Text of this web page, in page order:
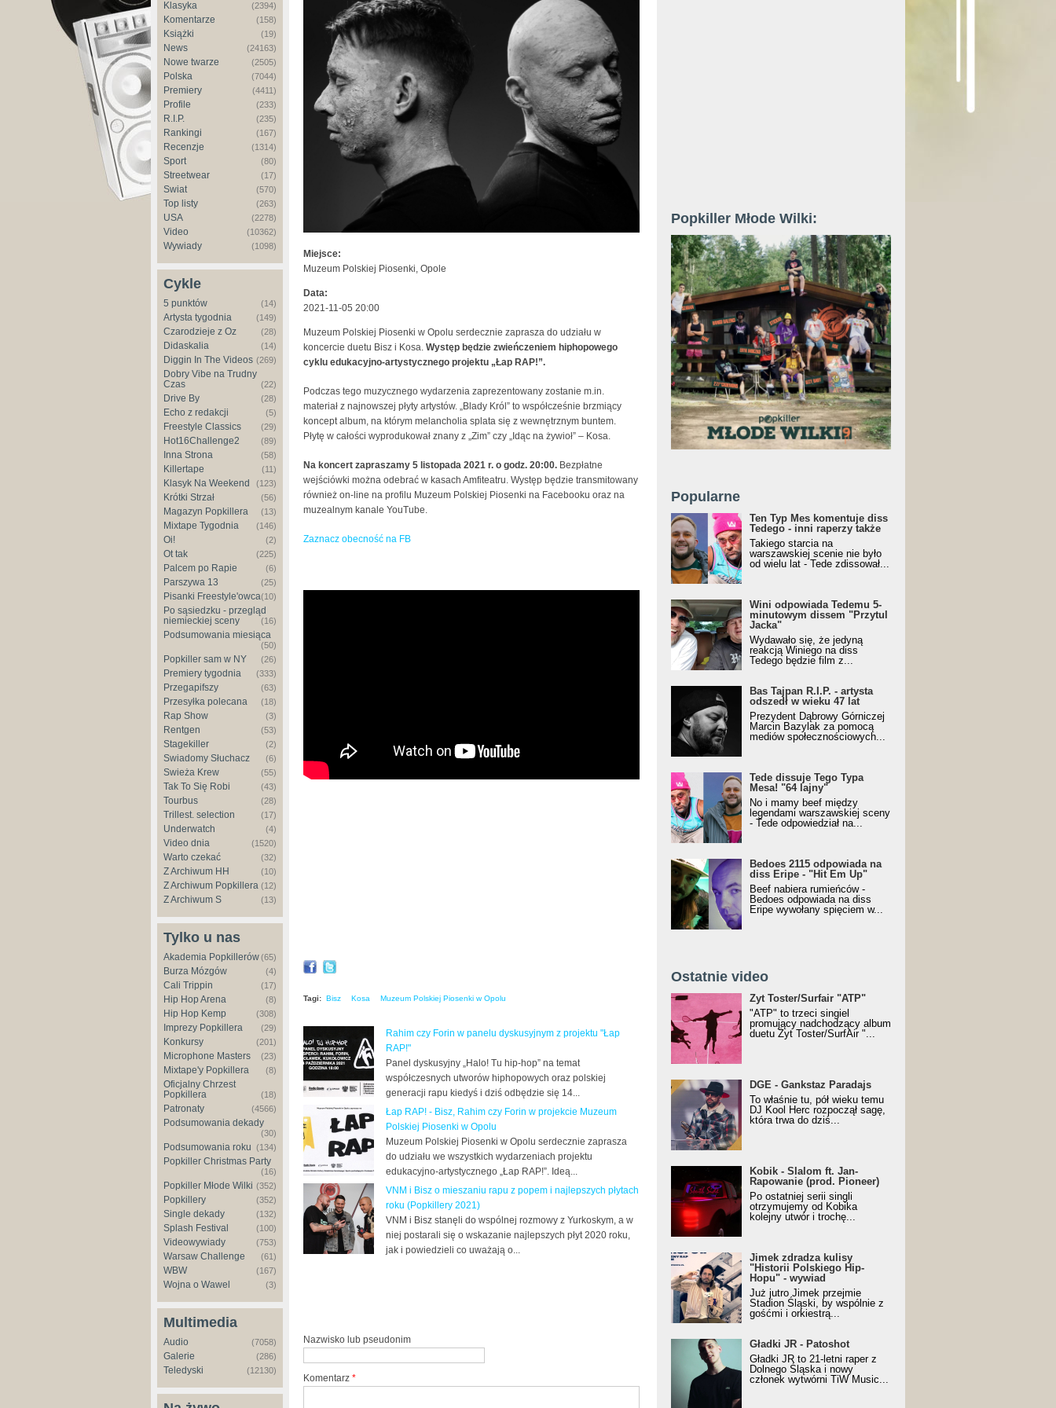
Klasyka (2394)
Komentarze (158)
Książki (19)
News (24163)
Nowe twarze (2505)
Polska (7044)
Premiery (4411)
Profile (233)
R.I.P. (235)
Rankingi (167)
Recenzje (1314)
Sport (80)
Streetwear (17)
Świat (570)
Top listy (263)
USA (2278)
Video (10362)
Wywiady (1098)
Cykle
5 punktów (14)
Artysta tygodnia (149)
Czarodzieje z Oz (28)
Didaskalia (14)
Diggin In The Videos (269)
Dobry Vibe na Trudny
Czas
(22)
Drive By (28)
Echo z redakcji (5)
Freestyle Classics (29)
Hot16Challenge2 (89)
Inna Strona (58)
Killertape (11)
Klasyk Na Weekend (123)
Krótki Strzał (56)
Magazyn Popkillera (13)
Mixtape Tygodnia (146)
Oi! (2)
Ot tak (225)
Palcem po Rapie (6)
Parszywa 13 (25)
Pisanki Freestyle'owca(10)
Po sąsiedzku - przegląd
niemieckiej sceny
(16)
Podsumowania miesiąca
(50)
Popkiller sam w NY (26)
Premiery tygodnia (333)
Przegapifszy (63)
Przesyłka polecana (18)
Rap Show (3)
Rentgen (53)
Stagekiller (2)
Świadomy Słuchacz (6)
Świeża Krew (55)
Tak To Się Robi (43)
Tourbus (28)
Trillest. selection (17)
Underwatch (4)
Video dnia (1520)
Warto czekać (32)
Z Archiwum HH (10)
Z Archiwum Popkillera (12)
Z Archiwum S (13)
Tylko u nas
Akademia Popkillerów(65)
Burza Mózgów (4)
Cali Trippin (17)
Hip Hop Arena (8)
Hip Hop Kemp (308)
Imprezy Popkillera (29)
Konkursy (201)
Microphone Masters (23)
Mixtape'y Popkillera (8)
Oficjalny Chrzest
Popkillera
(18)
Patronaty (4566)
Podsumowania dekady
(30)
Podsumowania roku (134)
Popkiller Christmas Party
(16)
Popkiller Młode Wilki (352)
Popkillery (352)
Single dekady (132)
Splash Festival (100)
Videowywiady (753)
Warsaw Challenge (61)
WBW (167)
Wojna o Wawel (3)
Multimedia
Audio (7058)
Galerie (286)
Teledyski (12130)
Miejsce:
Muzeum Polskiej Piosenki, Opole
Data:
2021-11-05 20:00
Muzeum Polskiej Piosenki w Opolu serdecznie zaprasza do udziału w
koncercie duetu Bisz i Kosa. Występ będzie zwieńczeniem hiphopowego
cyklu edukacyjno-artystycznego projektu „Łap RAP!”.
Podczas tego muzycznego wydarzenia zaprezentowany zostanie m.in.
materiał z najnowszej płyty artystów. „Blady Król” to współcześnie brzmiący
koncept album, na którym melancholia splata się z wewnętrznym buntem.
Płytę w całości wyprodukował znany z „Zim” czy „Idąc na żywioł” – Kosa.
Na koncert zapraszamy 5 listopada 2021 r. o godz. 20:00. Bezpłatne
wejściówki można odebrać w kasach Amfiteatru. Występ będzie transmitowany
również on-line na profilu Muzeum Polskiej Piosenki na Facebooku oraz na
muzealnym kanale YouTube.
Zaznacz obecność na FB
Tagi: Bisz Kosa Muzeum Polskiej Piosenki w Opolu
Rahim czy Forin w panelu dyskusyjnym z projektu "Łap
RAP!"
Panel dyskusyjny „Halo! Tu hip-hop” na temat
współczesnych utworów hiphopowych oraz polskiej
generacji rapu kiedyś i dziś odbędzie się 14...
Łap RAP! - Bisz, Rahim czy Forin w projekcie Muzeum
Polskiej Piosenki w Opolu
Muzeum Polskiej Piosenki w Opolu serdecznie zaprasza
do udziału we wszystkich wydarzeniach projektu
edukacyjno-artystycznego „Łap RAP!”. Ideą...
VNM i Bisz o mieszaniu rapu z popem i najlepszych płytach
roku (Popkillery 2021)
VNM i Bisz stanęli do wspólnej rozmowy z Yurkoskym, a w
niej postarali się o wskazanie najlepszych płyt 2020 roku,
jak i powiedzieli co uważają o...
Nazwisko lub pseudonim
Komentarz *
Popkiller Młode Wilki:
Popularne
Ten Typ Mes komentuje diss
Tedego - inni raperzy także
Takiego starcia na
warszawskiej scenie nie było
od wielu lat - Tede zdissował...
Wini odpowiada Tedemu 5-
minutowym dissem "Przytul
Jacka"
Wydawało się, że jedyną
reakcją Winiego na diss
Tedego będzie film z...
Bas Tajpan R.I.P. - artysta
odszedł w wieku 47 lat
Prezydent Dąbrowy Górniczej
Marcin Bazylak za pomocą
mediów społecznościowych...
Tede dissuje Tego Typa
Mesa! "64 lajny"
No i mamy beef między
legendami warszawskiej sceny
- Tede odpowiedział na...
Bedoes 2115 odpowiada na
diss Eripe - "Hit Em Up"
Beef nabiera rumieńców -
Bedoes odpowiada na diss
Eripe wywołany spięciem w...
Ostatnie video
Żyt Toster/SurfAir - ATP VIDEO
Żyt Toster/Surfair "ATP"
"ATP" to trzeci singiel
promujący nadchodzący album
duetu Żyt Toster/SurfAir "...
donGURALesko z nagrodą za
Klasyczny/Trueschoolowy
Album Roku (Popkillery 2023)
DGE - Gankstaz Paradajs
To właśnie tu, pół wieku temu
DJ Kool Herc rozpoczął sagę,
która trwa do dziś...
Kobik - Slalom ft. Jan-
Rapowanie (prod. Pioneer)
[Official Music Visualiser]
Kobik - Slalom ft. Jan-
Rapowanie (prod. Pioneer)
Po ostatniej serii singli
otrzymujemy od Kobika
kolejny utwór i trochę...
Jimek zdradza kulisy "Historii
Polskiego Hip-Hopu" - wywiad
Jimek zdradza kulisy
"Historii Polskiego Hip-
Hopu" - wywiad
Już jutro Jimek przejmie
Stadion Śląski, by wspólnie z
gośćmi i orkiestrą...
Gładki JR - Patoshot
Gładki JR - Patoshot
Gładki JR to 21-letni raper z
Dolnego Śląska i nowy
członek wytwórni TiW Music...